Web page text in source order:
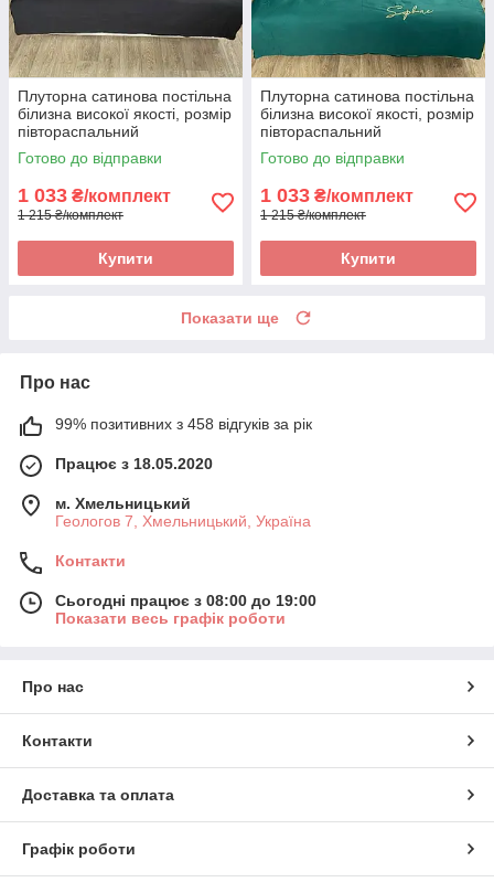
Плуторна сатинова постільна
білизна високої якості, розмір
півтораспальний
Готово до відправки
1 033 ₴/комплект
1 215 ₴/комплект
Купити
Плуторна сатинова постільна
білизна високої якості, розмір
півтораспальний
Готово до відправки
1 033 ₴/комплект
1 215 ₴/комплект
Купити
Показати ще
Про нас
99% позитивних з 458 відгуків за рік
Працює з 18.05.2020
м. Хмельницький
Геологов 7, Хмельницький, Україна
Контакти
Сьогодні працює з 08:00 до 19:00
Показати весь графік роботи
Про нас
Контакти
Доставка та оплата
Графік роботи